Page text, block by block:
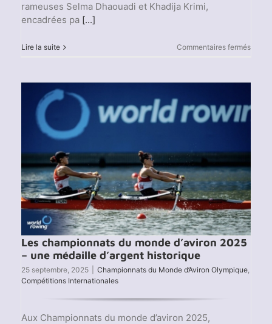
rameuses Selma Dhaouadi et Khadija Krimi,
encadrées pa [...]
Lire la suite Commentaires ferméssur
Les championnats du monde d’aviron 2025
– une médaille d’argent historique
25 septembre, 2025 Championnats du Monde d’Aviron Olympique,
Compétitions Internationales
Aux Championnats du monde d’aviron 2025,